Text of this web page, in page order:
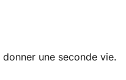
une seconde vie.